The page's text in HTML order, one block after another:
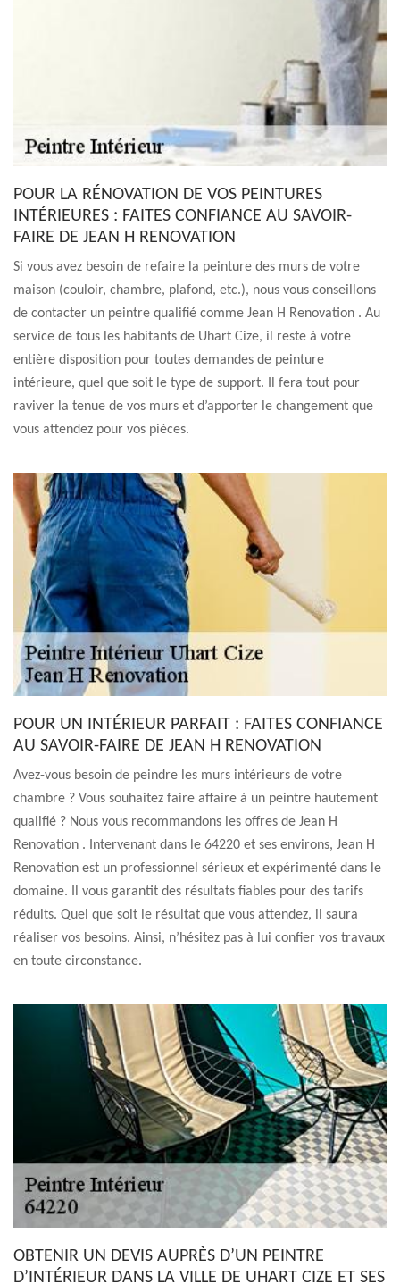
POUR LA RÉNOVATION DE VOS PEINTURES
INTÉRIEURES : FAITES CONFIANCE AU SAVOIR-
FAIRE DE JEAN H RENOVATION
Si vous avez besoin de refaire la peinture des murs de votre
maison (couloir, chambre, plafond, etc.), nous vous conseillons
de contacter un peintre qualifié comme Jean H Renovation . Au
service de tous les habitants de Uhart Cize, il reste à votre
entière disposition pour toutes demandes de peinture
intérieure, quel que soit le type de support. Il fera tout pour
raviver la tenue de vos murs et d’apporter le changement que
vous attendez pour vos pièces.
POUR UN INTÉRIEUR PARFAIT : FAITES CONFIANCE
AU SAVOIR-FAIRE DE JEAN H RENOVATION
Avez-vous besoin de peindre les murs intérieurs de votre
chambre ? Vous souhaitez faire affaire à un peintre hautement
qualifié ? Nous vous recommandons les offres de Jean H
Renovation . Intervenant dans le 64220 et ses environs, Jean H
Renovation est un professionnel sérieux et expérimenté dans le
domaine. Il vous garantit des résultats fiables pour des tarifs
réduits. Quel que soit le résultat que vous attendez, il saura
réaliser vos besoins. Ainsi, n’hésitez pas à lui confier vos travaux
en toute circonstance.
OBTENIR UN DEVIS AUPRÈS D’UN PEINTRE
D’INTÉRIEUR DANS LA VILLE DE UHART CIZE ET SES